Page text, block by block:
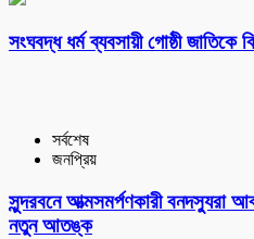
সংঘবদ্ধ ধর্ম ব্যবসায়ী গোষ্ঠী
সর্বশেষ
জনপ্রিয়
সুন্দরবনে আত্মসমর্পণকারী বনদস্যুরা
নতুন আতঙ্ক